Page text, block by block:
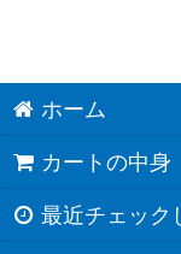
ホーム
カートの中身
最近チェック